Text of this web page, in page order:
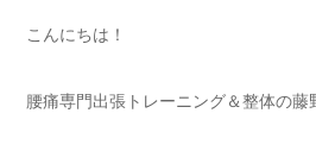
こんにちは！
腰痛専門出張トレーニング＆整体の藤